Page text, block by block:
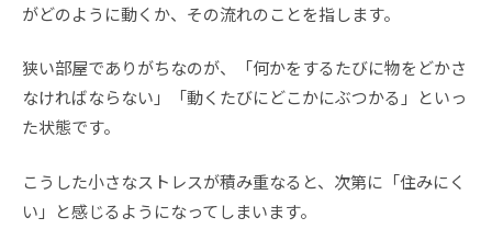
がどのように動くか、その流れのことを指します。
狭い部屋でありがちなのが、「何かをするたびに物をどかさ
なければならない」「動くたびにどこかにぶつかる」といっ
た状態です。
こうした小さなストレスが積み重なると、次第に「住みにく
い」と感じるようになってしまいます。